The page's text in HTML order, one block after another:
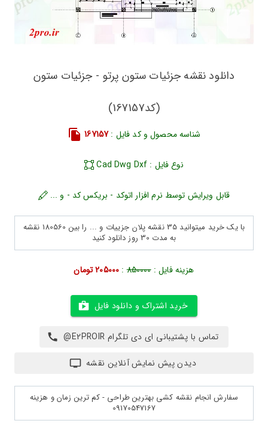
دانلود نقشه جزئیات ستون پرتو - جزئیات ستون
(کد167157)
شناسه محصول و کد فایل :167157
نوع فایل : Cad Dwg Dxf
قابل ویرایش توسط نرم افزار اتوکد - بریکس کد - و ...
با یک خرید میتوانید 35 نقشه پلان جزییات و ... را بین 180560 نقشه
به مدت 30 روز دانلود کنید
هزینه فایل :850000
: 205000 تومان
خرید اشتراک و دانلود فایل
تماس با پشتیبانی ای دی تلگرام E2PROIR@
دیدن پیش نمایش آنلاین نقشه
سفارش انجام نقشه کشی بهترین طراحی - کم ترین زمان و هزینه
09170547167